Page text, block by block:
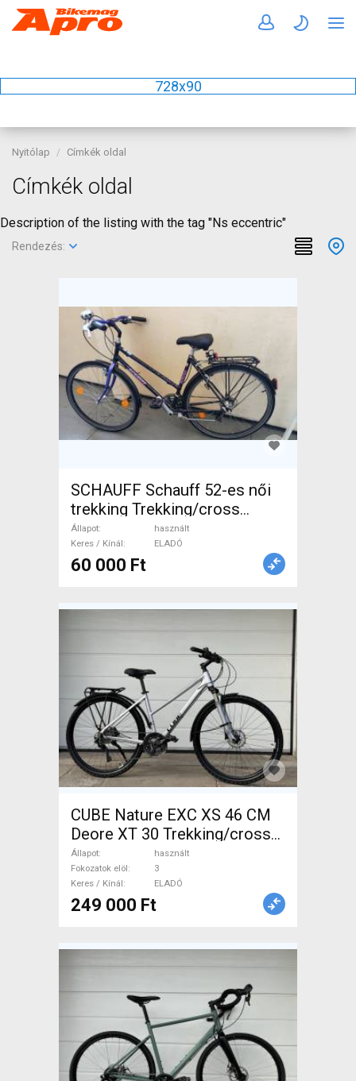
728x90
Nyitólap Címkék oldal
Címkék oldal
Description of the listing with the tag "Ns eccentric"
Rendezés:
SCHAUFF Schauff 52-es női
trekking Trekking/cross
használt ELADÓ
Állapot
használt
Keres / Kínál
ELADÓ
60 000 Ft
CUBE Nature EXC XS 46 CM
Deore XT 30 Trekking/cross
tárcsafék használt ELADÓ
Állapot
használt
Fokozatok elöl
3
Keres / Kínál
ELADÓ
249 000 Ft